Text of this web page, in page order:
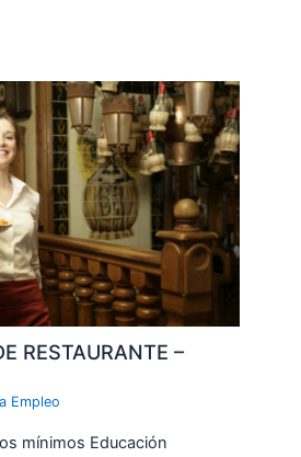
RESTAURANTE –
Empleo
mínimos Educación